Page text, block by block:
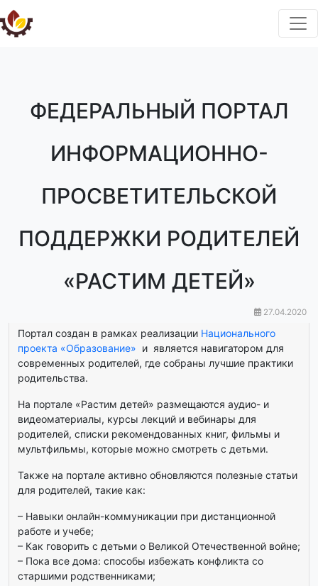
ФЕДЕРАЛЬНЫЙ ПОРТАЛ
ИНФОРМАЦИОННО-
ПРОСВЕТИТЕЛЬСКОЙ
ПОДДЕРЖКИ РОДИТЕЛЕЙ
«РАСТИМ ДЕТЕЙ»
27.04.2020
Портал создан в рамках реализации Национального
проекта «Образование» и является навигатором для
современных родителей, где собраны лучшие практики
родительства.
На портале «Растим детей» размещаются аудио- и
видеоматериалы, курсы лекций и вебинары для
родителей, списки рекомендованных книг, фильмы и
мультфильмы, которые можно смотреть с детьми.
Также на портале активно обновляются полезные статьи
для родителей, такие как:
– Навыки онлайн-коммуникации при дистанционной
работе и учебе;
– Как говорить с детьми о Великой Отечественной войне;
– Пока все дома: способы избежать конфликта со
старшими родственниками;